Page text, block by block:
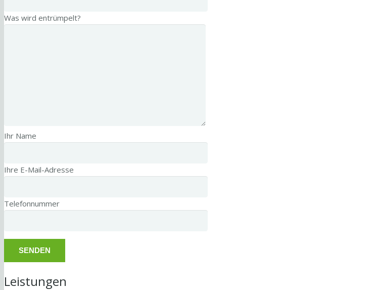
Was wird entrümpelt?
Ihr Name
Ihre E-Mail-Adresse
Telefonnummer
Leistungen